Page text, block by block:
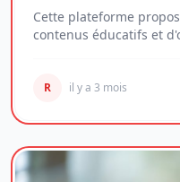
Cette plateforme
contenus éducatifs et
R il y a 3 mois